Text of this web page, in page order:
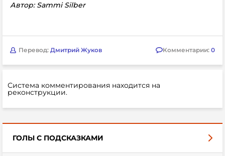
Автор: Sammi Silber
Перевод: Дмитрий Жуков Комментарии: 0
Система комментирования находится на
реконструкции.
ГОЛЫ С ПОДСКАЗКАМИ